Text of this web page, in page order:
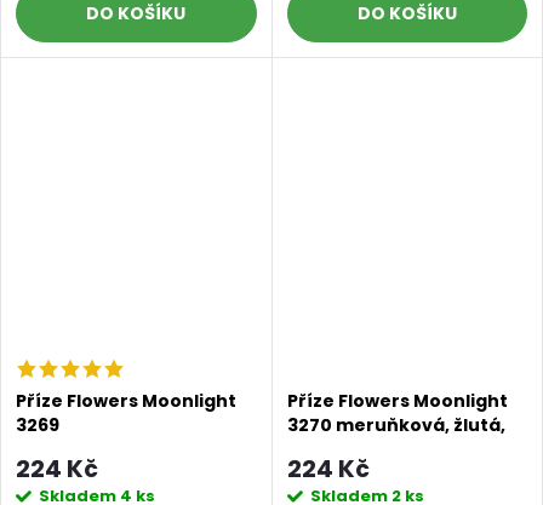
DO KOŠÍKU DO KOŠÍKU
Příze Flowers Moonlight
3269
224 Kč
Skladem 4 ks
Příze Flowers Moonlight
3270 meruňková, žlutá,
zelená
224 Kč
Skladem 2 ks